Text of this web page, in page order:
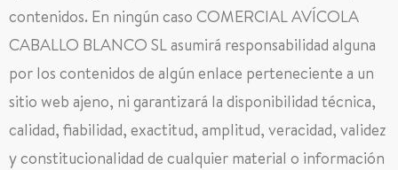
contenidos. En ningún caso COMERCIAL AVÍCOLA
CABALLO BLANCO SL asumirá responsabilidad alguna
por los contenidos de algún enlace perteneciente a un
sitio web ajeno, ni garantizará la disponibilidad técnica,
calidad, fiabilidad, exactitud, amplitud, veracidad, validez
y constitucionalidad de cualquier material o información